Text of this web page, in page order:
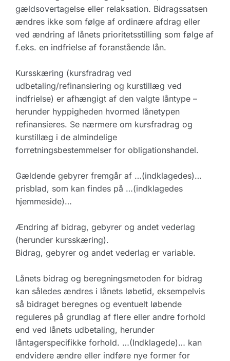
gældsovertagelse eller relaksation. Bidragssatsen
ændres ikke som følge af ordinære afdrag eller
ved ændring af lånets prioritetsstilling som følge af
f.eks. en indfrielse af foranstående lån.
Kursskæring (kursfradrag ved
udbetaling/refinansiering og kurstillæg ved
indfrielse) er afhængigt af den valgte låntype –
herunder hyppigheden hvormed lånetypen
refinansieres. Se nærmere om kursfradrag og
kurstillæg i de almindelige
forretningsbestemmelser for obligationshandel.
Gældende gebyrer fremgår af …(indklagedes)…
prisblad, som kan findes på …(indklagedes
hjemmeside)…
Ændring af bidrag, gebyrer og andet vederlag
(herunder kursskæring).
Bidrag, gebyrer og andet vederlag er variable.
Lånets bidrag og beregningsmetoden for bidrag
kan således ændres i lånets løbetid, eksempelvis
så bidraget beregnes og eventuelt løbende
reguleres på grundlag af flere eller andre forhold
end ved lånets udbetaling, herunder
låntagerspecifikke forhold. …(Indklagede)… kan
endvidere ændre eller indføre nye former for